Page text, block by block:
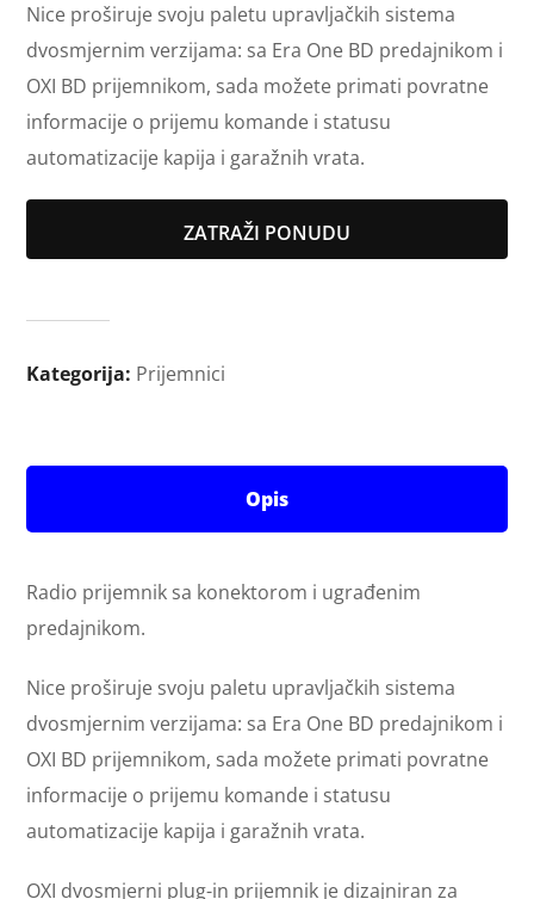
Nice proširuje svoju paletu upravljačkih sistema
dvosmjernim verzijama: sa Era One BD predajnikom i
OXI BD prijemnikom, sada možete primati povratne
informacije o prijemu komande i statusu
automatizacije kapija i garažnih vrata.
ZATRAŽI PONUDU
Kategorija: Prijemnici
Opis
Radio prijemnik sa konektorom i ugrađenim
predajnikom.
Nice proširuje svoju paletu upravljačkih sistema
dvosmjernim verzijama: sa Era One BD predajnikom i
OXI BD prijemnikom, sada možete primati povratne
informacije o prijemu komande i statusu
automatizacije kapija i garažnih vrata.
OXI dvosmjerni plug-in prijemnik je dizajniran za